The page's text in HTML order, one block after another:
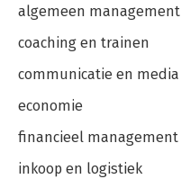
algemeen management
coaching en trainen
communicatie en media
economie
financieel management
inkoop en logistiek